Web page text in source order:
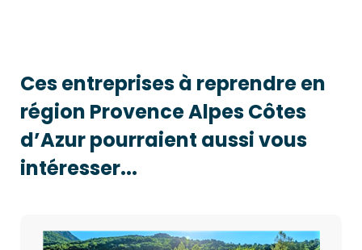
Ces entreprises à reprendre en
région Provence Alpes Côtes
d’Azur pourraient aussi vous
intéresser...